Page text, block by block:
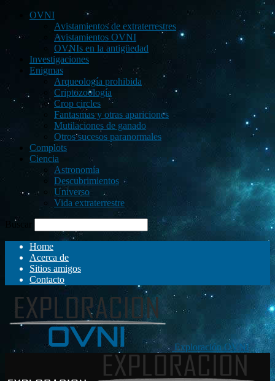
OVNI
Avistamientos de extraterrestres
Avistamientos OVNI
OVNIs en la antigüedad
Investigaciones
Enigmas
Arqueología prohibida
Criptozoología
Crop circles
Fantasmas y otras apariciones
Mutilaciones de ganado
Otros sucesos paranormales
Complots
Ciencia
Astronomía
Descubrimientos
Universo
Vida extraterrestre
Buscar
Home
Acerca de
Sitios amigos
Contacto
Exploración OVNI